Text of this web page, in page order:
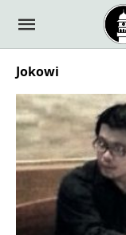
Jokowi